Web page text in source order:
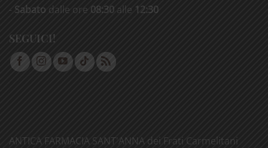
- Sabato dalle ore 08:30 alle 12:30
SEGUICI!
ANTICA FARMACIA SANT'ANNA dei Frati Carmelitani